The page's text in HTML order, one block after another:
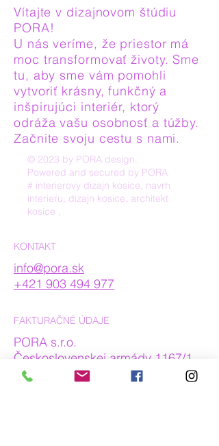
Vítajte v dizajnovom štúdiu
PORA!
U nás veríme, že priestor má
moc transformovať životy. Sme
tu, aby sme vám pomohli
vytvoriť krásny, funkčný a
inšpirujúci interiér, ktorý
odráža vašu osobnosť a túžby.
Začnite svoju cestu s nami.
© 2023 by PORA design.
Powered and secured by PORA
# interierovy dizajn kosice, navrh
interieru, dizajn kosice, architekt
kosice ,
KONTAKT
info@pora.sk
+421 903 494 977
FAKTURAČNÉ ÚDAJE
PORA s.r.o.
Československej armády 1167/1
04001 Košice